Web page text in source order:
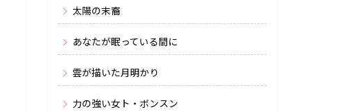
太陽の末裔
あなたが眠っている間に
雲が描いた月明かり
力の強い女ト・ボンスン